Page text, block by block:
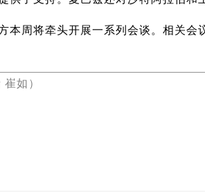
本周将牵头开展一系列会谈。相关会
如）